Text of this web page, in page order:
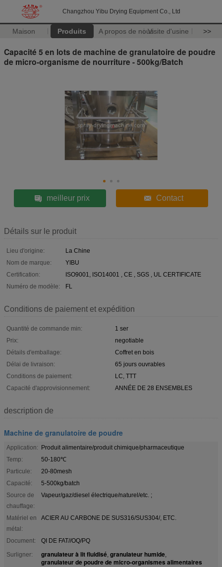
Changzhou Yibu Drying Equipment Co., Ltd
Maison Produits A propos de nousVisite d'usine >>
Capacité 5 en lots de machine de granulatoire de poudre
de micro-organisme de nourriture - 500kg/Batch
meilleur prix Contact
Détails sur le produit
Lieu d'origine:
La Chine
Nom de marque:
YIBU
Certification:
ISO9001, ISO14001 , CE , SGS , UL CERTIFICATE
Numéro de modèle:
FL
Conditions de paiement et expédition
Quantité de commande min:
1 ser
Prix:
negotiable
Détails d'emballage:
Coffret en bois
Délai de livraison:
65 jours ouvrables
Conditions de paiement:
LC, TTT
Capacité d'approvisionnement:
ANNÉE DE 28 ENSEMBLES
description de
Machine de granulatoire de poudre
Application: Produit alimentaire/produit chimique/pharmaceutique
Temp:
50-180℃
Particule:
20-80mesh
Capacité:
5-500kg/batch
Source de
chauffage:
Vapeur/gaz/diesel électrique/naturel/etc. ;
Matériel en
métal:
ACIER AU CARBONE DE SUS316/SUS304/, ETC.
Document:
QI DE FAT//OQ/PQ
Surligner:
granulateur à lit fluidisé, granulateur humide,
granulateur de poudre de micro-organismes alimentaires